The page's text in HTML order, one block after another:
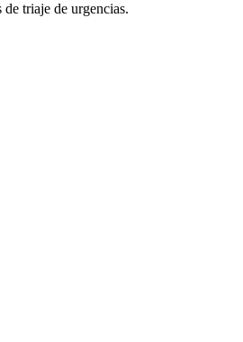
triaje de urgencias.